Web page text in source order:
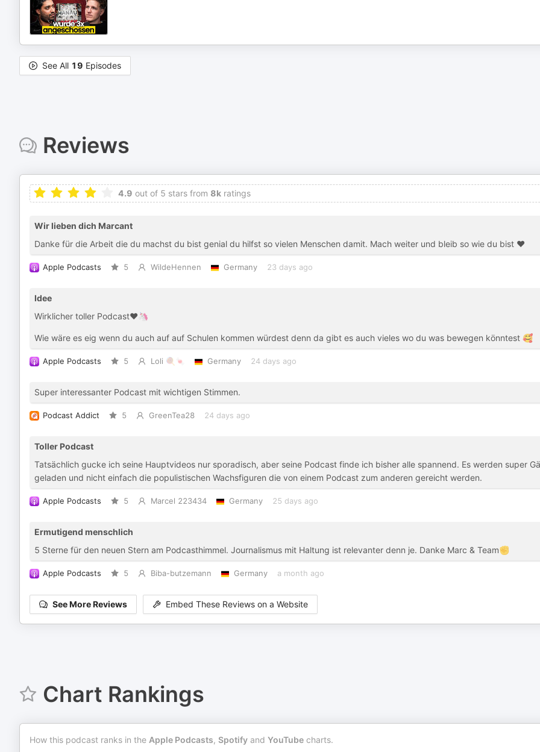
See All 19 Episodes
Reviews
4.9 out of 5 stars from 8k ratings
Wir lieben dich Marcant
Danke für die Arbeit die du machst du bist genial du hilfst so vielen Menschen damit. Mach weiter und bleib so wie du bist ❤️
Apple Podcasts 5 WildeHennen Germany 23 days ago
Idee
Wirklicher toller Podcast❤️🦄
Wie wäre es eig wenn du auch auf auf Schulen kommen würdest denn da gibt es auch vieles wo du was bewegen könntest 🥰
Apple Podcasts 5 Loli 🍭🍬 Germany 24 days ago
Super interessanter Podcast mit wichtigen Stimmen.
Podcast Addict 5 GreenTea28 24 days ago
Toller Podcast
Tatsächlich gucke ich seine Hauptvideos nur sporadisch, aber seine Podcast finde ich bisher alle spannend. Es werden super
geladen und nicht einfach die populistischen Wachsfiguren die von einem Podcast zum anderen gereicht werden.
Apple Podcasts 5 Marcel 223434 Germany 25 days ago
Ermutigend menschlich
5 Sterne für den neuen Stern am Podcasthimmel. Journalismus mit Haltung ist relevanter denn je. Danke Marc & Team✊
Apple Podcasts 5 Biba-butzemann Germany a month ago
See More Reviews Embed These Reviews on a Website
Chart Rankings
How this podcast ranks in the Apple Podcasts, Spotify and YouTube charts.